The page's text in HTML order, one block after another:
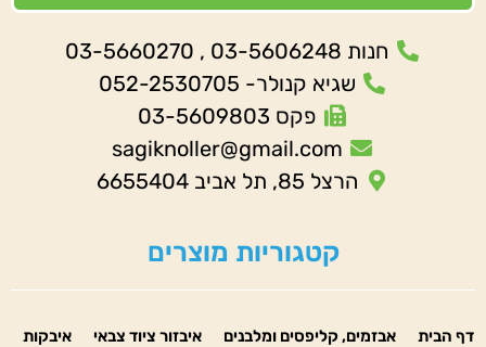
חנות 03-5606248 , 03-5660270
שגיא קנולר- 052-2530705
פקס 03-5609803
sagiknoller@gmail.com
הרצל 85, תל אביב 6655404
קטגוריות מוצרים
דף הבית אבזמים, קליפסים ומלבנים איבזור ציוד צבאי איבקות